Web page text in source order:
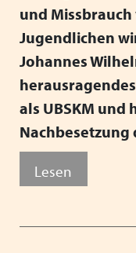
und
Jugendlichen
Johannes
als UBSKM
Nachbesetzung
Lesen